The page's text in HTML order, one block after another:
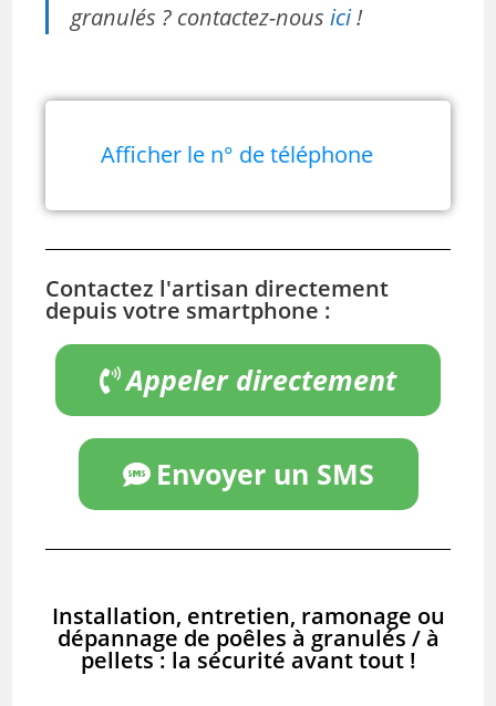
granulés ? contactez-nousici!
Afficher le n° de téléphone
Contactez l'artisan directement
depuis votre smartphone :
Appeler directement
Envoyer un SMS
Installation, entretien, ramonage ou
dépannage de poêles à granulés / à
pellets : la sécurité avant tout !